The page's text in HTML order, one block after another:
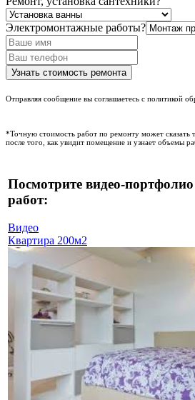
Электромонтажные работы?
Отправляя сообщение вы соглашаетесь с политикой
*Точную стоимость работ по ремонту может сказать
после того, как увидит помещение и узнает объемы
Посмотрите видео-
работ:
Видео
Квартира 200м2